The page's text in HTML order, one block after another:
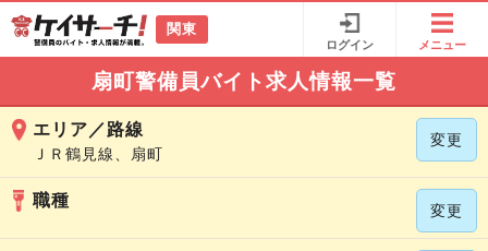
関東
ログイン メニュー
扇町警備員バイト求人情報一覧
エリア／路線
ＪＲ鶴見線、扇町
変更
職種
変更